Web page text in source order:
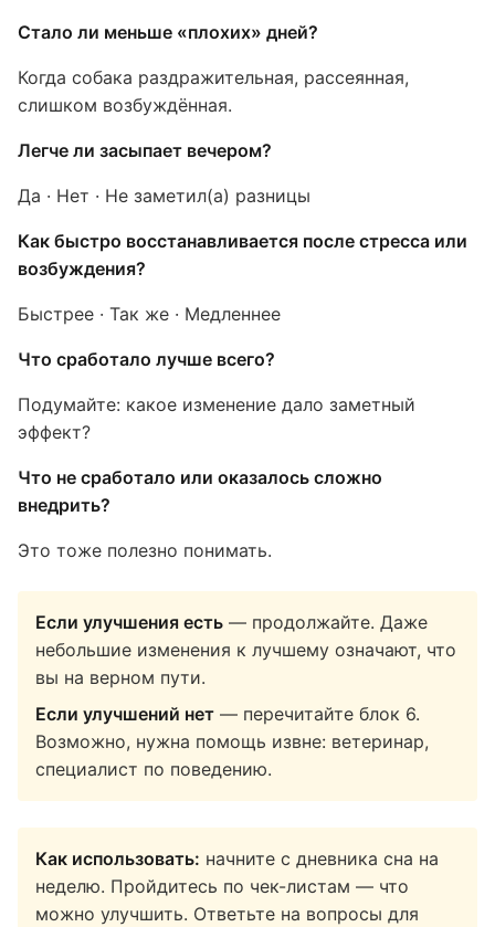
Стало ли меньше «плохих» дней?
Когда собака раздражительная, рассеянная,
слишком возбуждённая.
Легче ли засыпает вечером?
Да · Нет · Не заметил(а) разницы
Как быстро восстанавливается после стресса или
возбуждения?
Быстрее · Так же · Медленнее
Что сработало лучше всего?
Подумайте: какое изменение дало заметный
эффект?
Что не сработало или оказалось сложно
внедрить?
Это тоже полезно понимать.
Если улучшения есть — продолжайте. Даже
небольшие изменения к лучшему означают, что
вы на верном пути.
Если улучшений нет — перечитайте блок 6.
Возможно, нужна помощь извне: ветеринар,
специалист по поведению.
Как использовать: начните с дневника сна на
неделю. Пройдитесь по чек-листам — что
можно улучшить. Ответьте на вопросы для